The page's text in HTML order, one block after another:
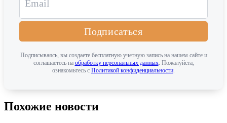
Подписаться
Подписываясь, вы создаете бесплатную учетную запись на нашем сайте и
соглашаетесь на обработку персональных данных. Пожалуйста,
ознакомьтесь с Политикой конфиденциальности.
Похожие новости